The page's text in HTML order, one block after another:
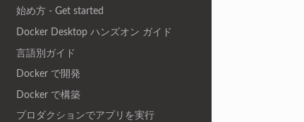
始め方 - Get started
Docker Desktop ハンズオン ガイド
言語別ガイド
Docker で開発
Docker で構築
プロダクションでアプリを実行